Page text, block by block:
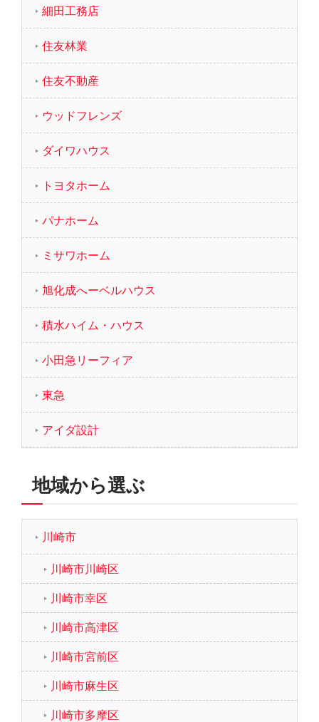
細田工務店
住友林業
住友不動産
ウッドフレンズ
ダイワハウス
トヨタホーム
パナホーム
ミサワホーム
旭化成へーベルハウス
積水ハイム・ハウス
小田急リーフィア
東急
アイダ設計
地域から選ぶ
川崎市
川崎市川崎区
川崎市幸区
川崎市高津区
川崎市宮前区
川崎市麻生区
川崎市多摩区